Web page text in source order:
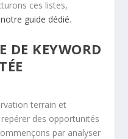
ces listes,
notre guide dédié.
DE KEYWORD
terrain et
des opportunités
par analyser